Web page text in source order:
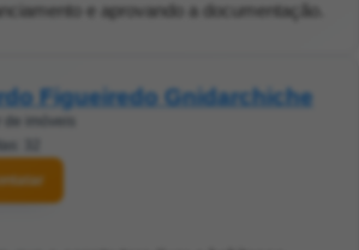
e aprovando a documentação.
Figueiredo Gnidarchiche
de imóveis
32